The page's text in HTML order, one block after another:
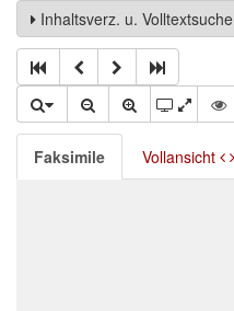
Inhaltsverz. u. Volltextsuche
Faksimile Vollansicht